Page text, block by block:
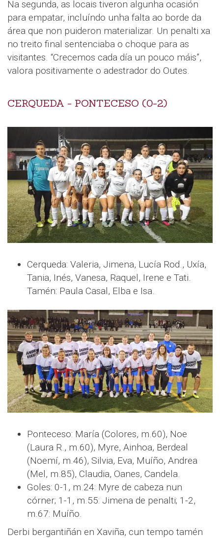
Na segunda, as locais tiveron algunha ocasión
para empatar, incluíndo unha falta ao borde da
área que non puideron materializar. Un penalti xa
no treito final sentenciaba o choque para as
visitantes. “Crecemos cada día un pouco máis”,
valora positivamente o adestrador do Outes.
CERQUEDA - PONTECESO (0-2)
Cerqueda: Valeria, Jimena, Lucía Rod., Uxía,
Tania, Inés, Vanesa, Raquel, Irene e Tati.
Tamén: Paula Casal, Elba e Isa.
Ponteceso: María (Colores, m.60), Noe
(Laura R., m.60), Myre, Ainhoa, Berdeal
(Noemí, m.46), Silvia, Eva, Muíño, Andrea
(Mel, m.85), Claudia, Oanes, Candela.
Goles: 0-1, m.24: Myre de cabeza nun
córner; 1-1, m.55: Jimena de penalti; 1-2,
m.67: Muíño.
Derbi bergantiñán en Xaviña, cun tempo tamén